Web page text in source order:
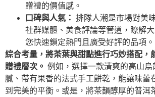
贈禮的價值感。
口碑與人氣： 排隊人潮是市場對美
社群媒體、美食評論等管道，瞭解
您快速鎖定熱門且廣受好評的品項。
綜合考量，將茶葉與甜點進行巧妙搭配，
贈禮層次。 例如，選擇一款清爽的高山烏
膩、帶有果香的法式手工餅乾，能讓味蕾
到完美的平衡。或是，將茶韻醇厚的普洱